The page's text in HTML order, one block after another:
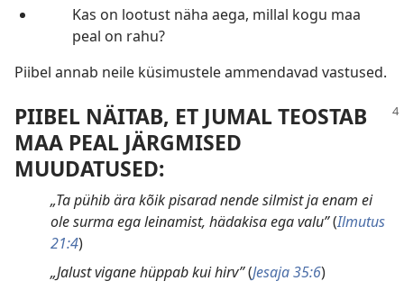
Kas on lootust näha aega, millal kogu maa
peal on rahu?
Piibel annab neile küsimustele ammendavad vastused.
PIIBEL NÄITAB, ET JUMAL TEOSTAB
MAA PEAL JÄRGMISED
MUUDATUSED:
„Ta pühib ära kõik pisarad nende silmist ja enam ei
ole surma ega leinamist, hädakisa ega valu”(Ilmutus
21:4)
„Jalust vigane hüppab kui hirv”(Jesaja 35:6)